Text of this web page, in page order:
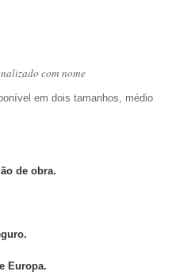
com nome
em dois tamanhos, médio
de obra.
Europa.